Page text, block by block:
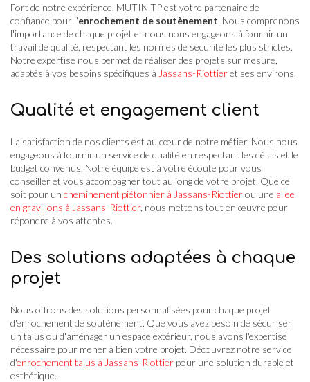
Fort de notre expérience, MUTIN TP est votre partenaire de
confiance pour l'enrochement de soutènement. Nous comprenons
l'importance de chaque projet et nous nous engageons à fournir un
travail de qualité, respectant les normes de sécurité les plus strictes.
Notre expertise nous permet de réaliser des projets sur mesure,
adaptés à vos besoins spécifiques à Jassans-Riottieret ses environs.
Qualité et engagement client
La satisfaction de nos clients est au cœur de notre métier. Nous nous
engageons à fournir un service de qualité en respectant les délais et le
budget convenus. Notre équipe est à votre écoute pour vous
conseiller et vous accompagner tout au long de votre projet. Que ce
soit pour un cheminement piétonnier à Jassans-Riottierou une allee
en gravillons à Jassans-Riottier, nous mettons tout en œuvre pour
répondre à vos attentes.
Des solutions adaptées à chaque
projet
Nous offrons des solutions personnalisées pour chaque projet
d'enrochement de soutènement. Que vous ayez besoin de sécuriser
un talus ou d'aménager un espace extérieur, nous avons l'expertise
nécessaire pour mener à bien votre projet. Découvrez notre service
d'enrochement talus à Jassans-Riottier pour une solution durable et
esthétique.